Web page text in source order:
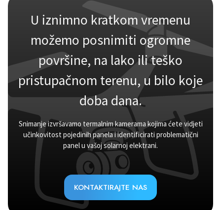
U iznimno kratkom vremenu
možemo posnimiti ogromne
površine, na lako ili teško
pristupačnom terenu, u bilo koje
doba dana.
Snimanje izvršavamo termalnim kamerama kojima ćete vidjeti
učinkovitost pojedinih panela i identificirati problematični
panel u vašoj solarnoj elektrani.
KONTAKTIRAJTE NAS